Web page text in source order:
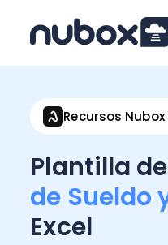
Recursos
Plantilla de
de Sueldo
Excel